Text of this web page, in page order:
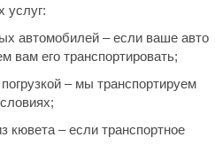
услуг:
автомобилей – если ваше авто
вам его транспортировать;
– мы транспортируем
– если транспортное